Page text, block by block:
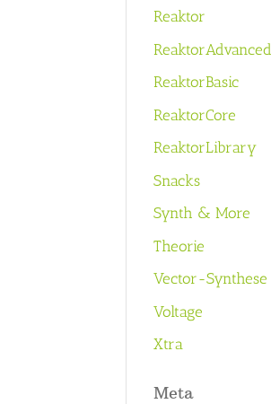
Reaktor
ReaktorAdvanced
ReaktorBasic
ReaktorCore
ReaktorLibrary
Snacks
Synth & More
Theorie
Vector-Synthese
Voltage
Xtra
Meta